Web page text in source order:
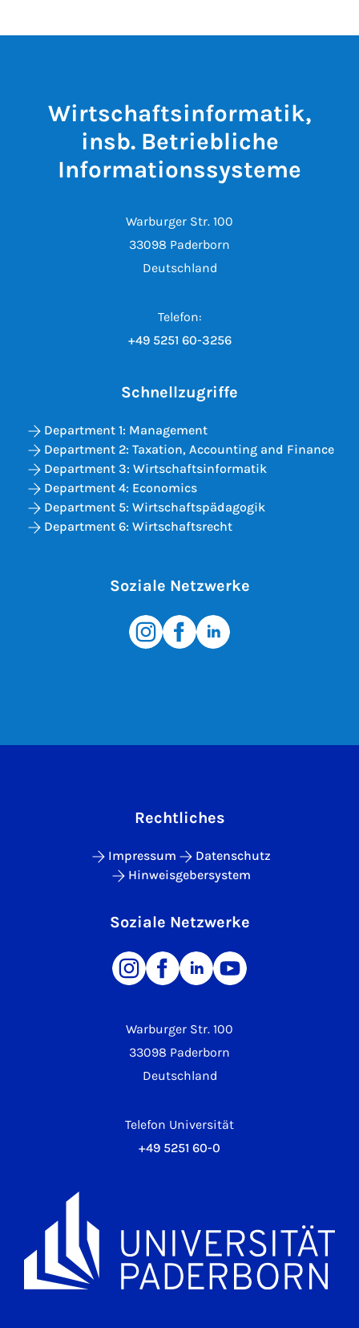
Wirtschaftsinformatik,
insb. Betriebliche
Informationssysteme
Warburger Str. 100
33098 Paderborn
Deutschland
Telefon:
+49 5251 60-3256
Schnellzugriffe
Department 1: Management
Department 2: Taxation, Accounting and Finance
Department 3: Wirtschaftsinformatik
Department 4: Economics
Department 5: Wirtschaftspädagogik
Department 6: Wirtschaftsrecht
Soziale Netzwerke
Warburger Str. 100
33098 Paderborn
Deutschland
Telefon Universität
+49 5251 60-0
Rechtliches
Impressum
Datenschutz
Hinweisgebersystem
Soziale Netzwerke